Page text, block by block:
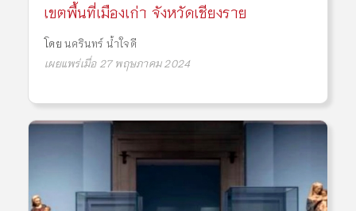
เขตพื้นที่เมืองเก่า จังหวัดเชียงราย
โดย นครินทร์ น้ำใจดี
เผยแพร่เมื่อ 27 พฤษภาคม 2024